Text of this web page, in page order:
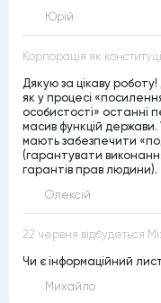
Юрій
Корпорація як
Дякую за цікаву
як у процесі
особистості» останні
масив функцій
мають забезпечити
(гарантувати
гарантів прав людини).
Олексій
Чи є інформаційний
Михайло